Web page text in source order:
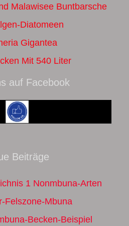
Malawisee Buntbarsche
Diatomeen
Gigantea
Mit 540 Liter
auf Facebook
Beiträge
1 Nonmbuna-Arten
Felszone-Mbuna
Becken-Beispiel